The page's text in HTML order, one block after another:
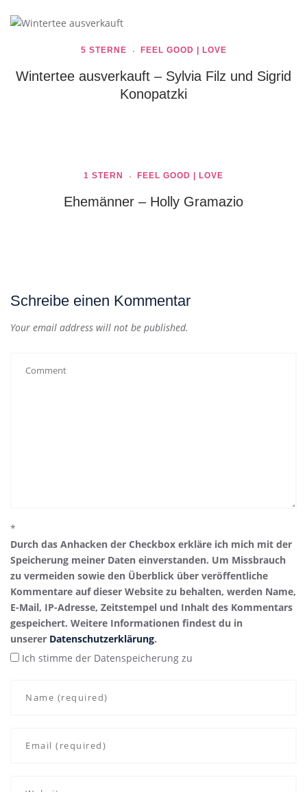
5 STERNE FEEL GOOD | LOVE
Wintertee ausverkauft – Sylvia Filz und Sigrid
Konopatzki
1 STERN FEEL GOOD | LOVE
Ehemänner – Holly Gramazio
Schreibe einen Kommentar
Your email address will not be published.
*
Durch das Anhacken der Checkbox erkläre ich mich mit der
Speicherung meiner Daten einverstanden. Um Missbrauch
zu vermeiden sowie den Überblick über veröffentliche
Kommentare auf dieser Website zu behalten, werden Name,
E-Mail, IP-Adresse, Zeitstempel und Inhalt des Kommentars
gespeichert. Weitere Informationen findest du in
unserer Datenschutzerklärung.
Ich stimme der Datenspeicherung zu